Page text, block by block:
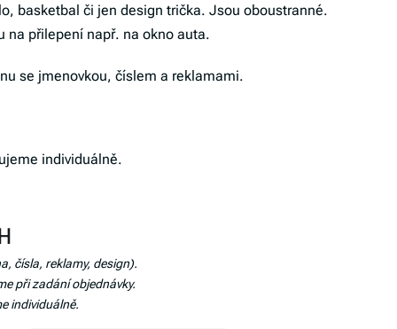
basketbal či jen design trička. Jsou oboustranné.
na přilepení např. na okno auta.
se jmenovkou, číslem a reklamami.
individuálně.
čísla, reklamy, design).
při zadání objednávky.
individuálně.